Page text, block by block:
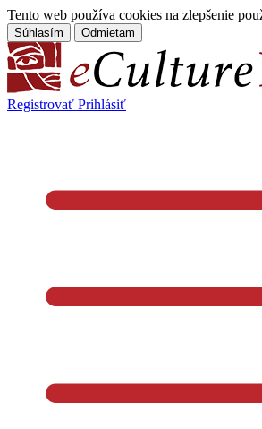
Tento web používa cookies na zlepšenie
Súhlasím Odmietam
Registrovať Prihlásiť